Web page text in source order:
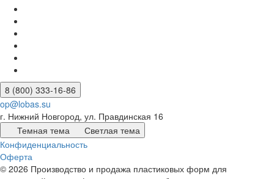
8 (800) 333-16-86
op@lobas.su
г. Нижний Новгород, ул. Правдинская 16
Темная тема
Светлая тема
Конфиденциальность
Оферта
© 2026 Производство и продажа пластиковых форм для